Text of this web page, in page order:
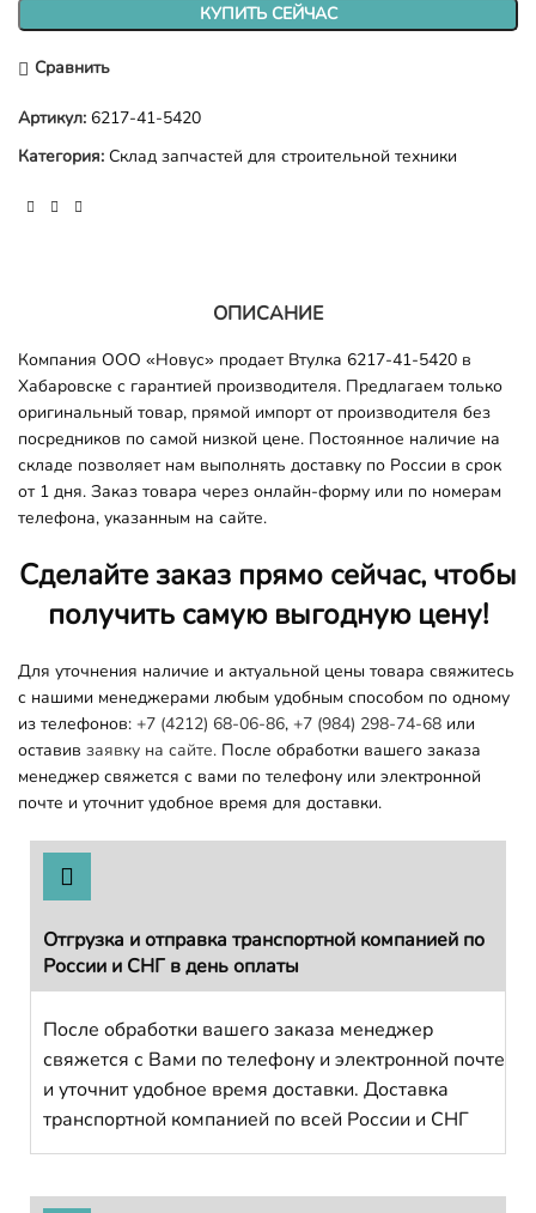
КУПИТЬ СЕЙЧАС
Сравнить
Артикул: 6217-41-5420
Категория: Склад запчастей для строительной техники
ОПИСАНИЕ
Компания ООО «Новус» продает Втулка 6217-41-5420 в
Хабаровске с гарантией производителя. Предлагаем только
оригинальный товар, прямой импорт от производителя без
посредников по самой низкой цене. Постоянное наличие на
складе позволяет нам выполнять доставку по России в срок
от 1 дня. Заказ товара через онлайн-форму или по номерам
телефона, указанным на сайте.
Сделайте заказ прямо сейчас, чтобы
получить самую выгодную цену!
Для уточнения наличие и актуальной цены товара свяжитесь
с нашими менеджерами любым удобным способом по одному
из телефонов: +7 (4212) 68-06-86, +7 (984) 298-74-68 или
оставив заявку на сайте. После обработки вашего заказа
менеджер свяжется с вами по телефону или электронной
почте и уточнит удобное время для доставки.
Отгрузка и отправка транспортной компанией по
России и СНГ в день оплаты
После обработки вашего заказа менеджер
свяжется с Вами по телефону и электронной почте
и уточнит удобное время доставки. Доставка
транспортной компанией по всей России и СНГ